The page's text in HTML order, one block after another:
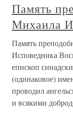
Память
Михаила
Память
Исповедника
епископ
(одинаковое)
проводил
и всякими